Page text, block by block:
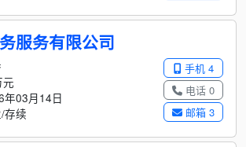
服务有限公司
手机 4
电话 0
邮箱 3
元
年03月14日
存续